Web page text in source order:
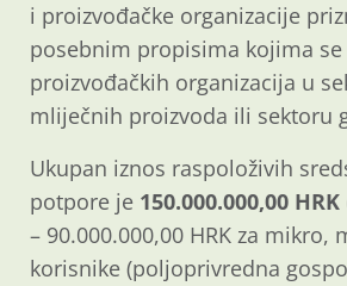
i proizvođačke organizacije
posebnim propisima kojima
proizvođačkih organizacija u
mliječnih proizvoda ili sektoru
Ukupan iznos raspoloživih
potpore je 150.000.000,00 HRK
– 90.000.000,00 HRK za mikro,
korisnike (poljoprivredna